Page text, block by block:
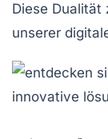
Diese
unserer